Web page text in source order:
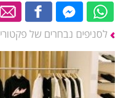
לסניפים נבחרים של פקטורי 54 בקניונים